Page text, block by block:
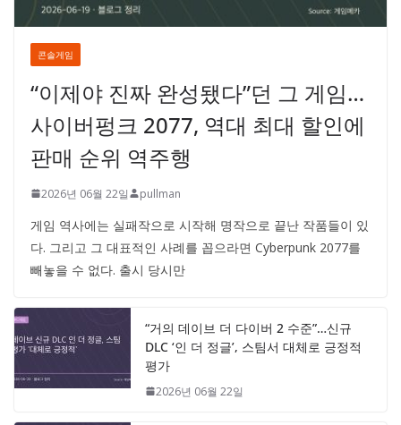
콘솔게임
“이제야 진짜 완성됐다”던 그 게임…
사이버펑크 2077, 역대 최대 할인에
판매 순위 역주행
2026년 06월 22일 pullman
게임 역사에는 실패작으로 시작해 명작으로 끝난 작품들이 있
다. 그리고 그 대표적인 사례를 꼽으라면 Cyberpunk 2077를
빼놓을 수 없다. 출시 당시만
“거의 데이브 더 다이버 2 수준”…신규
DLC ‘인 더 정글’, 스팀서 대체로 긍정적
평가
2026년 06월 22일